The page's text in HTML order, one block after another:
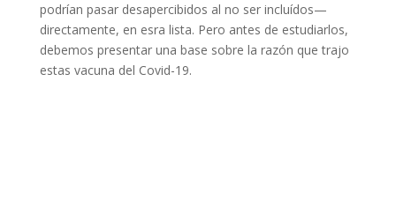
podrían pasar desapercibidos al no ser incluídos—
directamente, en esra lista. Pero antes de estudiarlos,
debemos presentar una base sobre la razón que trajo
estas vacuna del Covid-19.